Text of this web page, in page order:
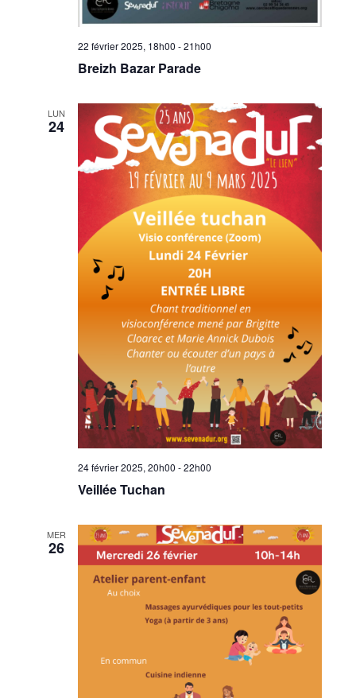
22 février 2025, 18h00 -21h00
Breizh Bazar Parade
LUN
24
24 février 2025, 20h00 -22h00
Veillée Tuchan
MER
26